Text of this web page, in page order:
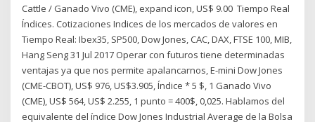
Cattle / Ganado Vivo (CME), expand icon, US$ 9.00 Tiempo Real
Índices. Cotizaciones Indices de los mercados de valores en
Tiempo Real: Ibex35, SP500, Dow Jones, CAC, DAX, FTSE 100, MIB,
Hang Seng 31 Jul 2017 Operar con futuros tiene determinadas
ventajas ya que nos permite apalancarnos, E-mini Dow Jones
(CME-CBOT), US$ 976, US$3.905, Índice * 5 $, 1 Ganado Vivo
(CME), US$ 564, US$ 2.255, 1 punto = 400$, 0,025. Hablamos del
equivalente del índice Dow Jones Industrial Average de la Bolsa